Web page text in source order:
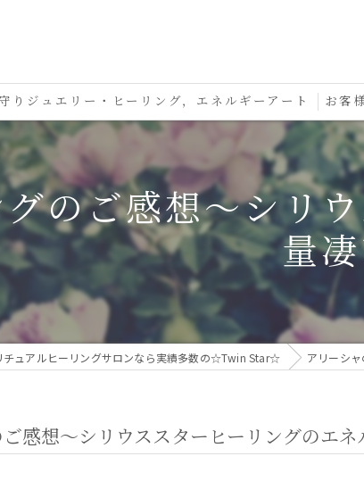
りジュエリー・ヒーリング，エネルギーアート お客
口
のご感想〜シリ
量
チュアルヒーリングサロンなら実績多数の☆Twin Star☆ アリーシ
感想〜シリウススターヒーリングのエ